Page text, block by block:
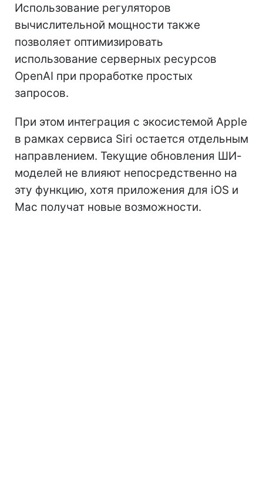
Использование регуляторов
вычислительной мощности также
позволяет оптимизировать
использование серверных ресурсов
OpenAI при проработке простых
запросов.
При этом интеграция с экосистемой Apple
в рамках сервиса Siri остается отдельным
направлением. Текущие обновления ШИ-
моделей не влияют непосредственно на
эту функцию, хотя приложения для iOS и
Mac получат новые возможности.